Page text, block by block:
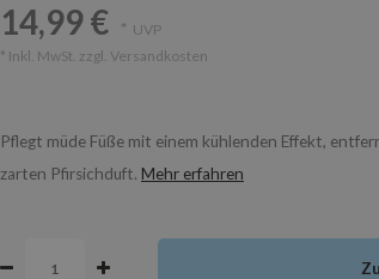
14,99 € * UVP
* Inkl. MwSt. zzgl. Versandkosten
Pflegt müde Füße mit einem kühlenden Effekt,
zarten Pfirsichduft. Mehr erfahren